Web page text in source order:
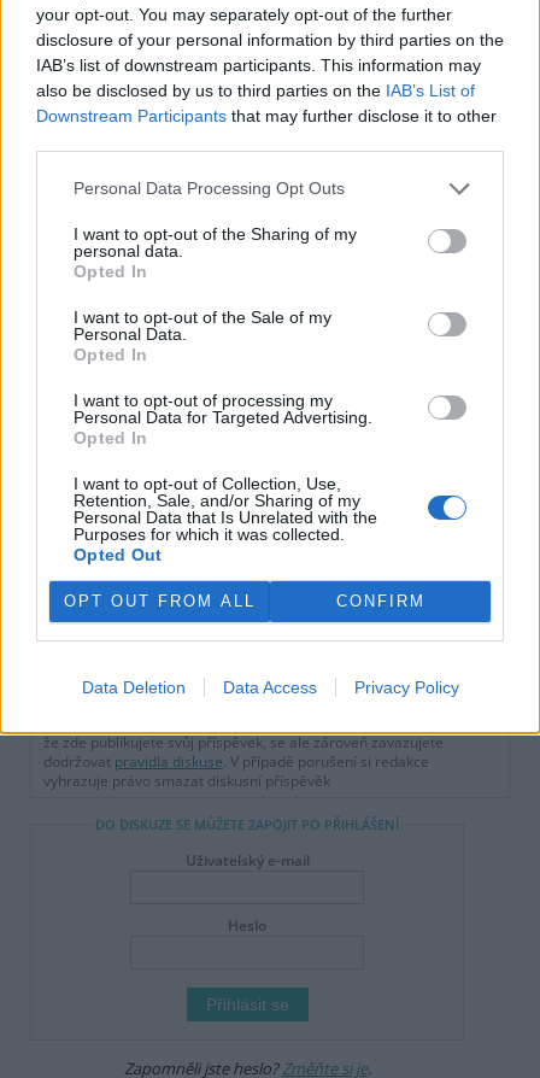
your opt-out. You may separately opt-out of the further
disclosure of your personal information by third parties on the
IAB’s list of downstream participants. This information may
also be disclosed by us to third parties on the IAB’s List of
Downstream Participants that may further disclose it to other
Personal Data Processing Opt Outs
I want to opt-out of the Sharing of my
personal data.
Opted In
I want to opt-out of the Sale of my
Personal Data.
Opted In
I want to opt-out of processing my
Personal Data for Targeted Advertising.
Opted In
I want to opt-out of Collection, Use,
Retention, Sale, and/or Sharing of my
Personal Data that Is Unrelated with the
Purposes for which it was collected.
Opted Out
OPT OUT FROM ALL CONFIRM
Data Deletion Data Access Privacy Policy
tisknout
reklama
Online diskuse
že zde publikujete svůj příspěvek, se ale zároveň zavazujete
dodržovat pravidla diskuse. V případě porušení si redakce
vyhrazuje právo smazat diskusní příspěvěk
DO DISKUZE SE MŮŽETE ZAPOJIT PO PŘIHLÁŠENÍ
Uživatelský e-mail
Heslo
Zapomněli jste heslo?Změňte si je.